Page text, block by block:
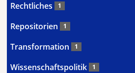
Rechtliches 1
Repositorien 1
Transformation 1
Wissenschaftspolitik 1